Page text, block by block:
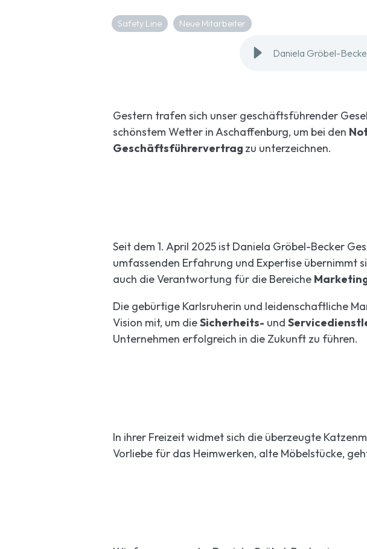
Safety Line Neue Mitarbeiter
Daniela Gröbel-
Gestern trafen sich unser geschäftsführender
schönstem Wetter in Aschaffenburg, um bei den
Geschäftsführervertrag zu unterzeichnen.
Seit dem 1. April 2025 ist Daniela Gröbel-Becker
umfassenden Erfahrung und Expertise übernimmt
auch die Verantwortung für die Bereiche
Die gebürtige Karlsruherin und leidenschaftliche
Vision mit, um dieSicherheits- und
Unternehmen erfolgreich in die Zukunft zu führen.
In ihrer Freizeit widmet sich die überzeugte
Vorliebe für das Heimwerken, alte Möbelstücke,